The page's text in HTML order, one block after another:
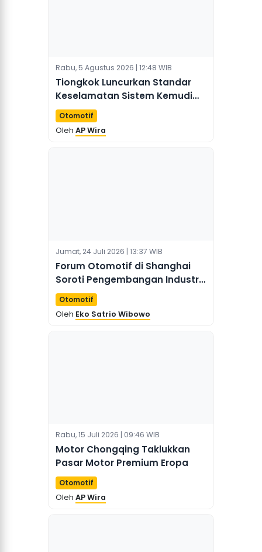
Rabu, 5 Agustus 2026 | 12:48 WIB
Tiongkok Luncurkan Standar
Keselamatan Sistem Kemudi
Otonom
Otomotif
Oleh AP Wira
Jumat, 24 Juli 2026 | 13:37 WIB
Forum Otomotif di Shanghai
Soroti Pengembangan Industri
Berkualitas Tinggi
Otomotif
Oleh Eko Satrio Wibowo
Rabu, 15 Juli 2026 | 09:46 WIB
Motor Chongqing Taklukkan
Pasar Motor Premium Eropa
Otomotif
Oleh AP Wira